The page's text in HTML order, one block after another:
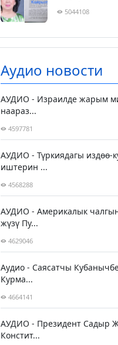
5044108
Аудио новости
АУДИО - Израилде жарым
наараз...
4597781
АУДИО - Түркиядагы издөө-
иштерин ...
4568288
АУДИО - Америкалык
жүзү Пу...
4629046
Аудио - Саясатчы
Курма...
4664141
АУДИО - Президент Садыр
Констит...